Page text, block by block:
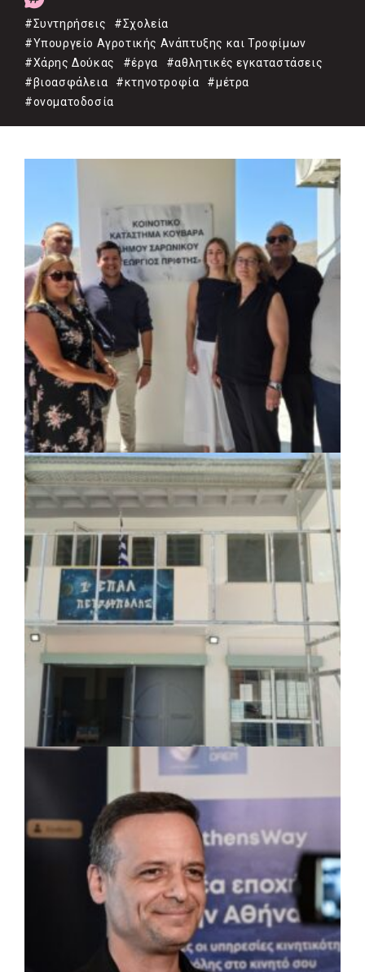
#Συντηρήσεις
#Σχολεία
#Υπουργείο Αγροτικής Ανάπτυξης και Τροφίμων
#Χάρης Δούκας
#έργα
#αθλητικές εγκαταστάσεις
#βιοασφάλεια
#κτηνοτροφία
#μέτρα
#ονοματοδοσία
ΚΟΙΝΩΝΙΑ | 07/08/2026 · 18:01
Το Δημοτικό Κατάστημα Κουβαρά φέρει
πλέον το όνομα «Γεώργιος Πρίφτης»
ΤΟΠΙΚΗ ΑΥΤΟΔΙΟΙΚΗΣΗ 07/08/2026 · 17:45
Δήμος Πετρούπολης: Εργασίες
συντήρησης σε σχολεία και αθλητικές
εγκαταστάσεις